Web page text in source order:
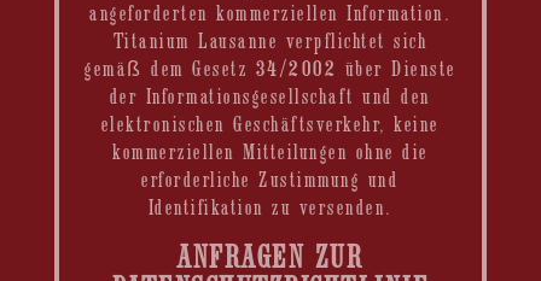
angeforderten kommerziellen Information.
Titanium Lausanne verpflichtet sich
gemäß dem Gesetz 34/2002 über Dienste
der Informationsgesellschaft und den
elektronischen Geschäftsverkehr, keine
kommerziellen Mitteilungen ohne die
erforderliche Zustimmung und
Identifikation zu versenden.
ANFRAGEN ZUR